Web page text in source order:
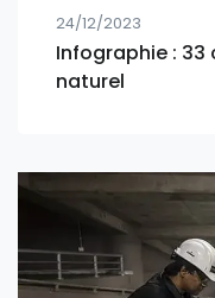
24/12/2023
Infographie : 33
naturel